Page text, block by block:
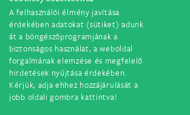
A felhasználói élmény javítása
érdekében adatokat (sütiket) adunk
át a böngészőprogramjának a
biztonságos használat, a weboldal
forgalmának elemzése és megfelelő
hirdetések nyújtása érdekében.
Kérjük, adja ehhez hozzájárulását a
jobb oldali gombra kattintva!
a szegények szolgálatára szóló
augusztus 25-én szegénységi
fogadalmat tett Dunajewski krakkói
E napot tekintik társai a
Albert testvér nem írt regulát,
nyomorúságnak azt a formáját,
élnek, az Egyház regulával